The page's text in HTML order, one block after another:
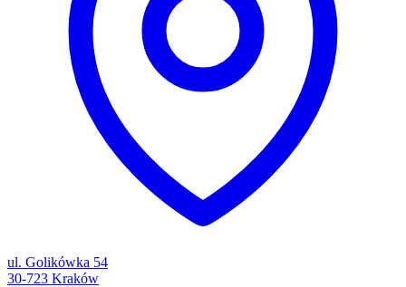
ul. Golikówka 54
30-723 Kraków